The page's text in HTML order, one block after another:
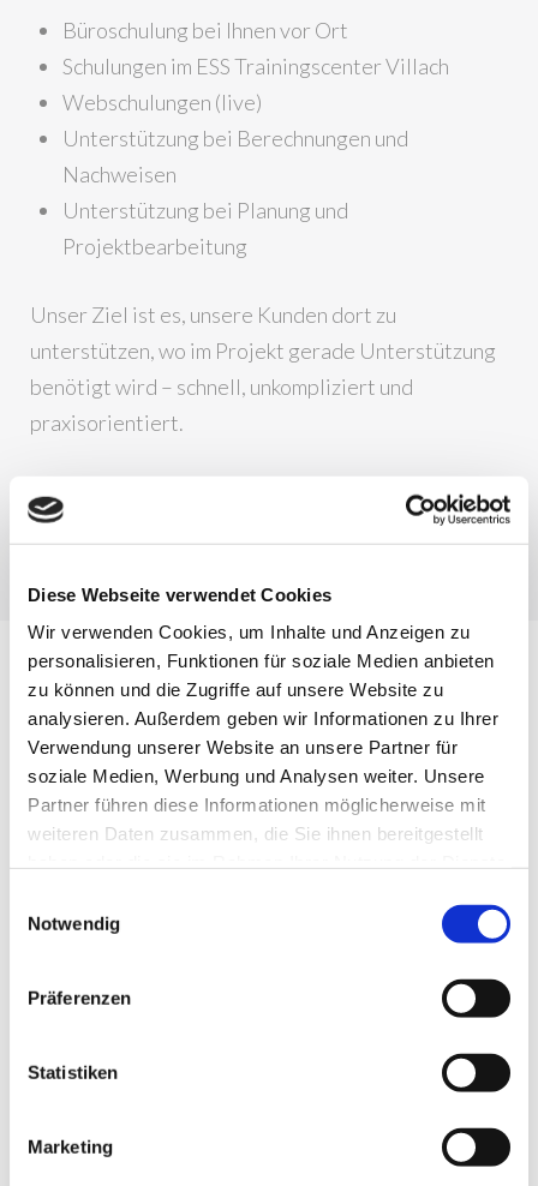
Diese Webseite verwendet Cookies
Wir verwenden Cookies, um Inhalte und Anzeigen zu
personalisieren, Funktionen für soziale Medien anbieten
zu können und die Zugriffe auf unsere Website zu
analysieren. Außerdem geben wir Informationen zu Ihrer
Verwendung unserer Website an unsere Partner für
soziale Medien, Werbung und Analysen weiter. Unsere
Partner führen diese Informationen möglicherweise mit
weiteren Daten zusammen, die Sie ihnen bereitgestellt
Notwendig
Präferenzen
Statistiken
Marketing
Büroschulung bei Ihnen vor Ort
Schulungen im ESS Trainingscenter Villach
Webschulungen (live)
Unterstützung bei Berechnungen und
Nachweisen
Unterstützung bei Planung und
Projektbearbeitung
Unser Ziel ist es, unsere Kunden dort zu
unterstützen, wo im Projekt gerade Unterstützung
benötigt wird – schnell, unkompliziert und
praxisorientiert.
INDIVIDUALPROGRAMM
IERUNG
wir gerne auch individuelle Kundenlösungen für die
Hochspezialisierte Planungswerkzeuge für
Softwareunterstützung für normgerechte